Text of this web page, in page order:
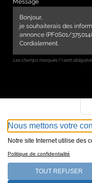
Les champs marqués (*) sont
147, avenue
Nous mettons votre
Notre site Internet utilise des
Politique de confidentialité
TOUT REFUSER